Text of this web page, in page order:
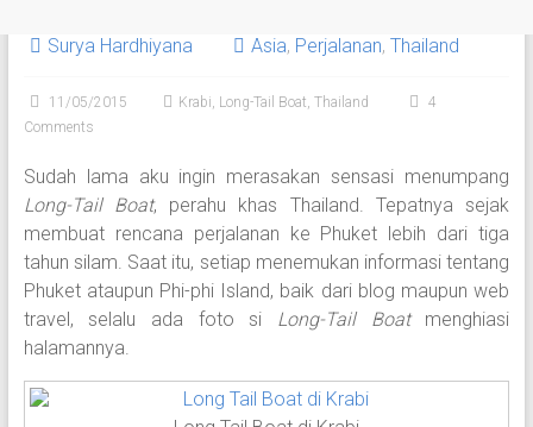
Surya Hardhiyana Asia, Perjalanan, Thailand
11/05/2015 Krabi, Long-Tail Boat, Thailand
4
Comments
Sudah lama aku ingin merasakan sensasi menumpang
Long-Tail Boat, perahu khas Thailand. Tepatnya sejak
membuat rencana perjalanan ke Phuket lebih dari tiga
tahun silam. Saat itu, setiap menemukan informasi tentang
Phuket ataupun Phi-phi Island, baik dari blog maupun web
travel, selalu ada foto si Long-Tail Boatmenghiasi
halamannya.